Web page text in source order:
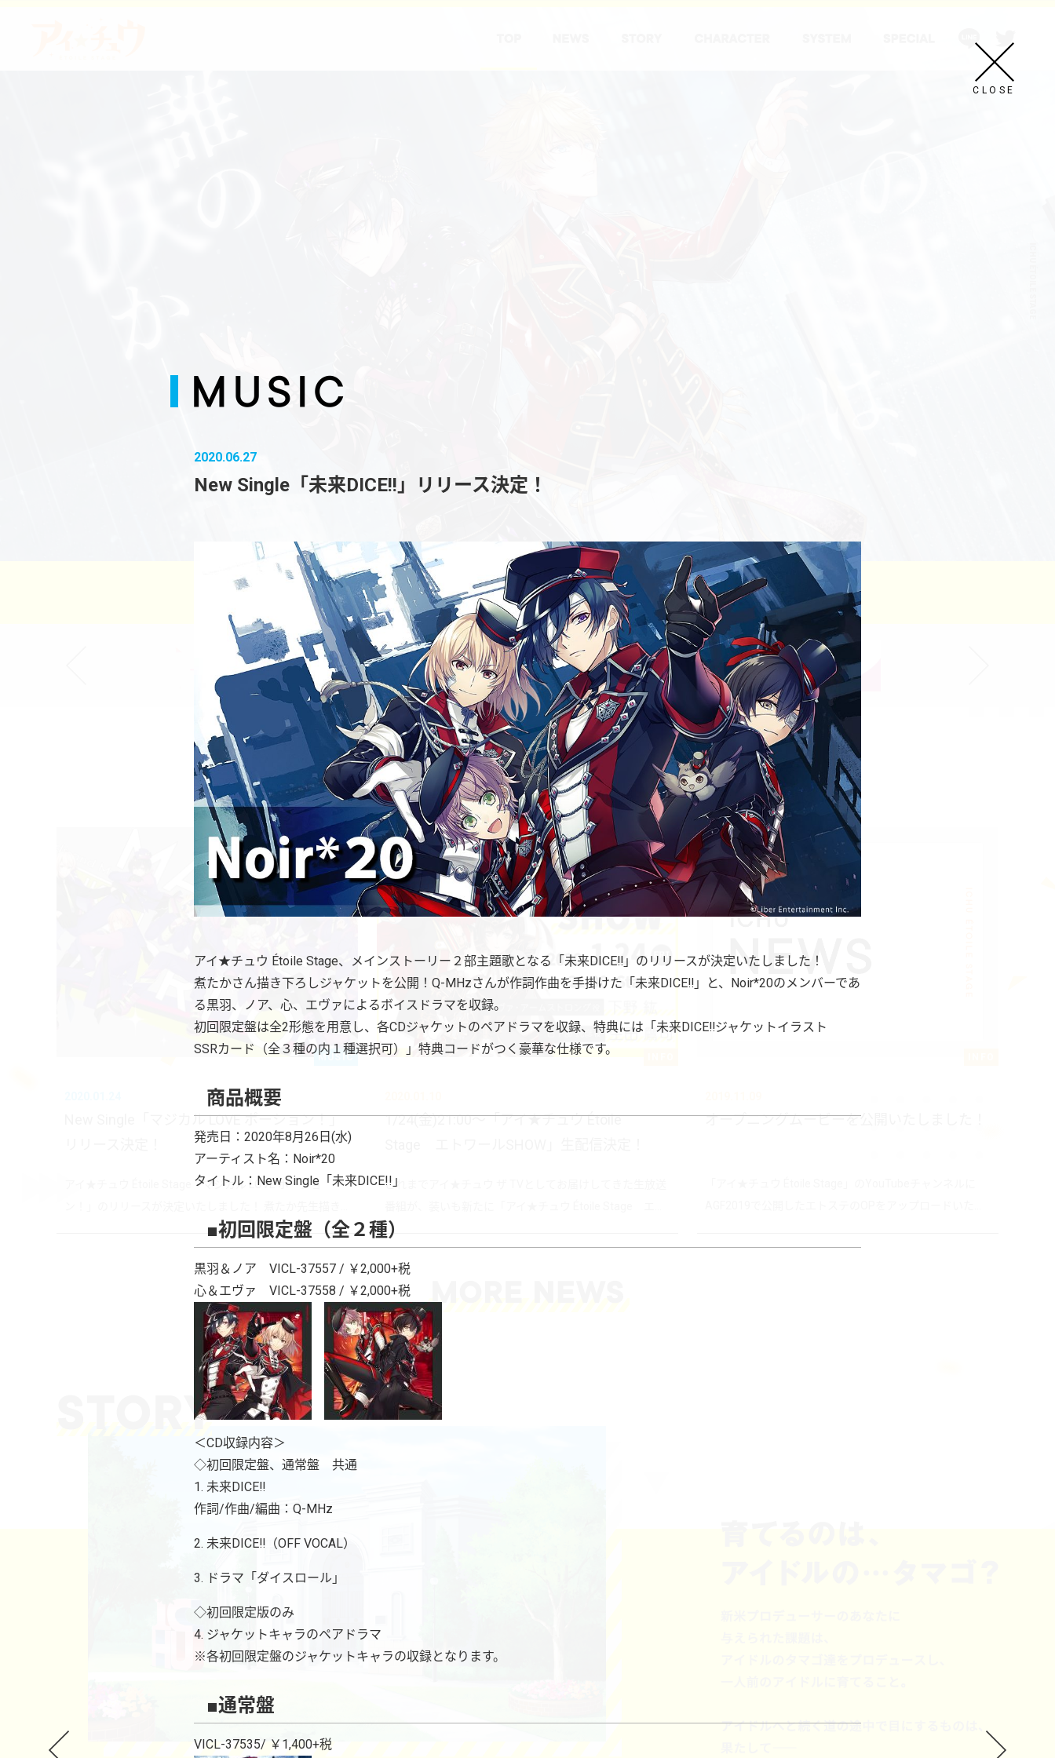
CLOSE
2020.06.27
New Single「未来DICE!!」リリース決定！
アイ★チュウ Étoile Stage、メインストーリー２部主題歌となる「未来DICE‼」のリリースが決定いたしました！
煮たかさん描き下ろしジャケットを公開！Q-MHzさんが作詞作曲を手掛けた「未来DICE‼」と、Noir*20のメンバーであ
る黒羽、ノア、心、エヴァによるボイスドラマを収録。
初回限定盤は全2形態を用意し、各CDジャケットのペアドラマを収録、特典には「未来DICE‼ジャケットイラスト
SSRカード（全３種の内１種選択可）」特典コードがつく豪華な仕様です。
商品概要
発売日：2020年8月26日(水)
アーティスト名：Noir*20
タイトル：New Single「未来DICE!!」
■初回限定盤（全２種）
黒羽＆ノア VICL-37557 / ￥2,000+税
心＆エヴァ VICL-37558 / ￥2,000+税
＜CD収録内容＞
◇初回限定盤、通常盤 共通
1. 未来DICE‼
作詞/作曲/編曲：Q-MHz
2. 未来DICE‼（OFF VOCAL）
3. ドラマ「ダイスロール」
◇初回限定版のみ
4. ジャケットキャラのペアドラマ
※各初回限定盤のジャケットキャラの収録となります。
■通常盤
VICL-37535/ ￥1,400+税
MUSIC
New Single「マジカル LOVE ポーション！」
アイ★チュウ Étoile Stage「マジカル LOVE ポーショ
1/24(金)21:00～「アイ★チュウ Étoile
これまでアイ★チュウ ザ TVとしてお届けしてきた生放送
オープニングムービーを公開いたしました！